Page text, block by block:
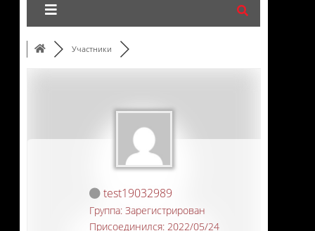
Участники
test19032989
Группа: Зарегистрирован
Присоединился: 2022/05/24